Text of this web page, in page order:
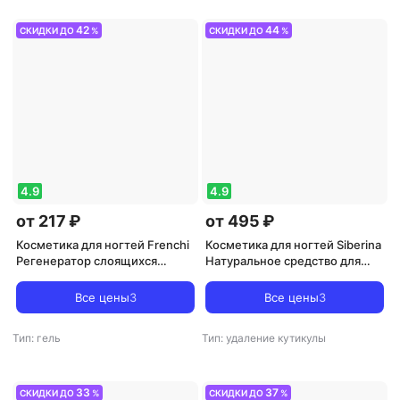
СКИДКИ ДО42 %
4.9
от 217 ₽
Косметика для ногтей Frenchi
Регенератор слоящихся
Все цены3
Тип: гель
СКИДКИ ДО44 %
4.9
от 495 ₽
Косметика для ногтей Siberina
Натуральное средство для
кутикулы / Ремувер для
кутикулы, 10 мл
Все цены3
Тип: удаление кутикулы
СКИДКИ ДО 33 % СКИДКИ ДО 37 %